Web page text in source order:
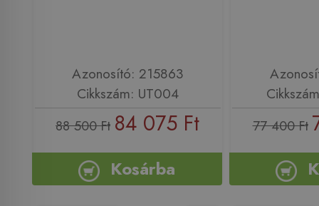
Azonosító: 215863
Cikkszám: UT004
88 500 Ft 84 075 Ft
Kosárba
77 400 Ft